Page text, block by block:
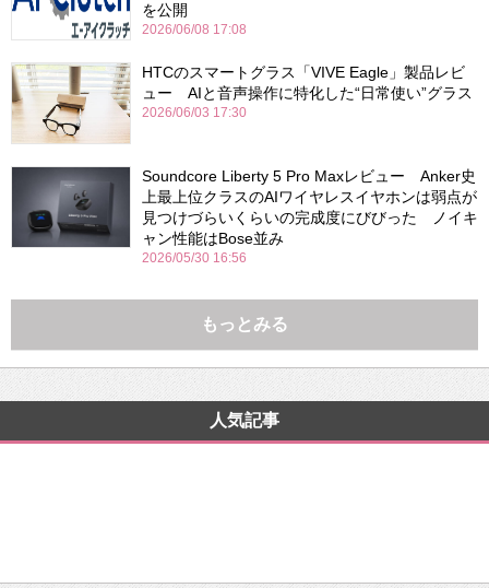
を公開
2026/06/08 17:08
HTCのスマートグラス「VIVE Eagle」製品レビ
ュー AIと音声操作に特化した“日常使い”グラス
2026/06/03 17:30
Soundcore Liberty 5 Pro Maxレビュー Anker史
上最上位クラスのAIワイヤレスイヤホンは弱点が
見つけづらいくらいの完成度にびびった ノイキ
ャン性能はBose並み
2026/05/30 16:56
もっとみる
人気記事